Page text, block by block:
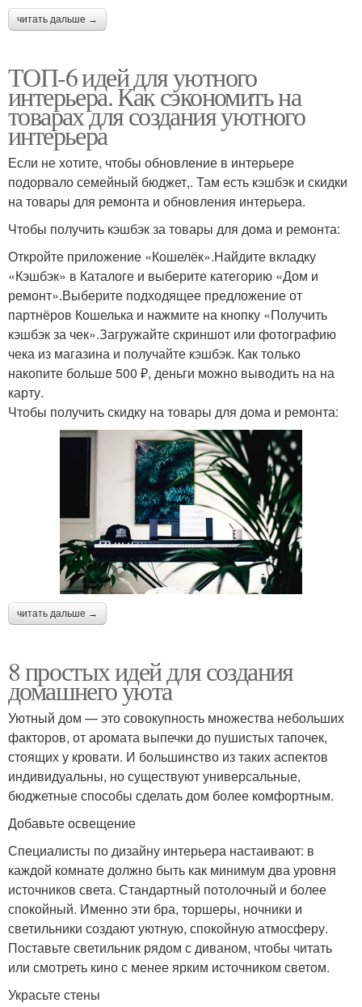
читать дальше →
ТОП-6 идей для уютного
интерьера. Как сэкономить на
товарах для создания уютного
интерьера
Если не хотите, чтобы обновление в интерьере
подорвало семейный бюджет,. Там есть кэшбэк и скидки
на товары для ремонта и обновления интерьера.
Чтобы получить кэшбэк за товары для дома и ремонта:
Откройте приложение «Кошелёк».Найдите вкладку
«Кэшбэк» в Каталоге и выберите категорию «Дом и
ремонт».Выберите подходящее предложение от
партнёров Кошелька и нажмите на кнопку «Получить
кэшбэк за чек».Загружайте скриншот или фотографию
чека из магазина и получайте кэшбэк. Как только
накопите больше 500 ₽, деньги можно выводить на на
карту.
Чтобы получить скидку на товары для дома и ремонта:
читать дальше →
8 простых идей для создания
домашнего уюта
Уютный дом — это совокупность множества небольших
факторов, от аромата выпечки до пушистых тапочек,
стоящих у кровати. И большинство из таких аспектов
индивидуальны, но существуют универсальные,
бюджетные способы сделать дом более комфортным.
Добавьте освещение
Специалисты по дизайну интерьера настаивают: в
каждой комнате должно быть как минимум два уровня
источников света. Стандартный потолочный и более
спокойный. Именно эти бра, торшеры, ночники и
светильники создают уютную, спокойную атмосферу.
Поставьте светильник рядом с диваном, чтобы читать
или смотреть кино с менее ярким источником светом.
Украсьте стены